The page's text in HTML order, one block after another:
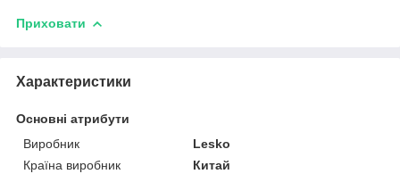
Приховати
Характеристики
Основні атрибути
Виробник
Lesko
Країна виробник
Китай